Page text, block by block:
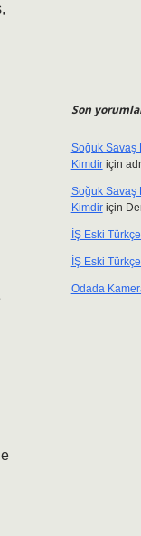
Son
Soğuk Savaş
Kimdiriçin
Soğuk Savaş
Kimdiriçin
İŞ Eski
İŞ Eski
Odada